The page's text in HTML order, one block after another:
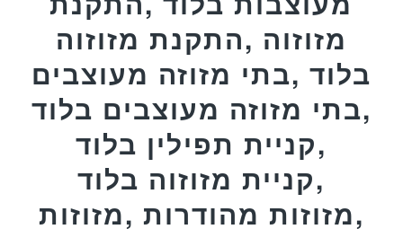
מזוזוה ,התקנת מזוזוה
בלוד ,בתי מזוזה מעוצבים
,בתי מזוזה מעוצבים בלוד
,קניית תפילין בלוד
,קניית מזוזוה בלוד
,מזוזות מהודרות ,מזוזות